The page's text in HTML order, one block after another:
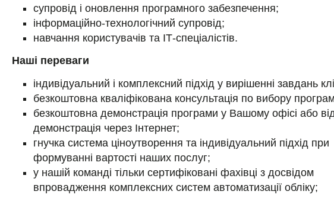
супровід і оновлення програмного забезпечення;
інформаційно-технологічний супровід;
навчання користувачів та ІТ-спеціалістів.
Наші переваги
індивідуальний і комплексний підхід у вирішенні завдань
безкоштовна кваліфікована консультація по вибору
безкоштовна демонстрація програми у Вашому офісі або
демонстрація через Інтернет;
гнучка система ціноутворення та індивідуальний підхід при
формуванні вартості наших послуг;
у нашій команді тільки сертифіковані фахівці з досвідом
впровадження комплексних систем автоматизації обліку;